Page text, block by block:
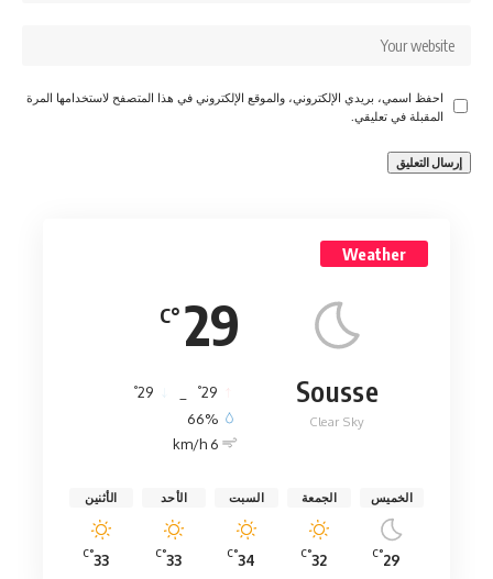
احفظ اسمي، بريدي الإلكتروني، والموقع الإلكتروني في هذا المتصفح لاستخدامها المرة
المقبلة في تعليقي.
Weather
29
°C
Sousse
Clear Sky
29
°
29
°
66%
6 km/h
الخميس
29
°C
الجمعة
32
°C
السبت
34
°C
الأحد
33
°C
الأثنين
33
°C